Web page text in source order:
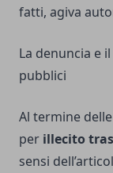
fatti, agiva
La denuncia e
pubblici
Al termine
per illecito
sensi